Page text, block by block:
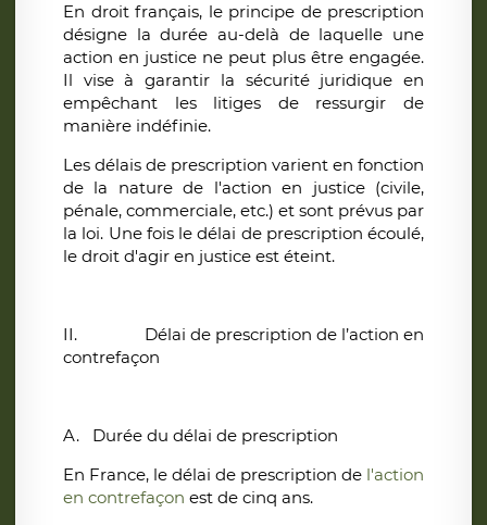
En droit français, le principe de prescription
désigne la durée au-delà de laquelle une
action en justice ne peut plus être engagée.
Il vise à garantir la sécurité juridique en
empêchant les litiges de ressurgir de
manière indéfinie.
Les délais de prescription varient en fonction
de la nature de l'action en justice (civile,
pénale, commerciale, etc.) et sont prévus par
la loi. Une fois le délai de prescription écoulé,
le droit d'agir en justice est éteint.
II.
Délai de prescription de l’action en
contrefaçon
A.
Durée du délai de prescription
En France, le délai de prescription de l'action
en contrefaçon est de cinq ans.